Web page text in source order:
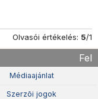
Olvasói értékelés: 5/1
Fel
Médiaajánlat
Szerzõi jogok